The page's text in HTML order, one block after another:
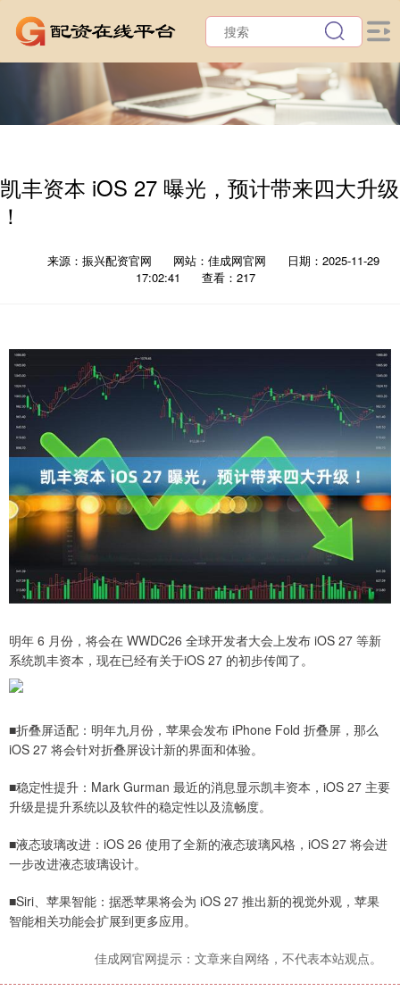
凯丰资本 iOS 27 曝光，预计带来四大升级
！
来源：振兴配资官网 网站：佳成网官网
日期：2025-11-29
17:02:41
查看：217
明年 6 月份，将会在 WWDC26 全球开发者大会上发布 iOS 27 等新
系统凯丰资本，现在已经有关于iOS 27 的初步传闻了。
■折叠屏适配：明年九月份，苹果会发布 iPhone Fold 折叠屏，那么
iOS 27 将会针对折叠屏设计新的界面和体验。
■稳定性提升：Mark Gurman 最近的消息显示凯丰资本，iOS 27 主要
升级是提升系统以及软件的稳定性以及流畅度。
■液态玻璃改进：iOS 26 使用了全新的液态玻璃风格，iOS 27 将会进
一步改进液态玻璃设计。
■Siri、苹果智能：据悉苹果将会为 iOS 27 推出新的视觉外观，苹果
智能相关功能会扩展到更多应用。
佳成网官网提示：文章来自网络，不代表本站观点。